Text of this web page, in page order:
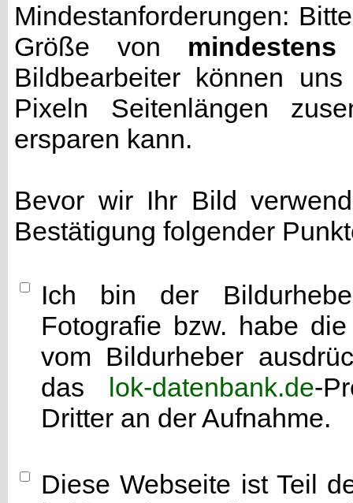
Mindestanforderungen:
Größe von
Bildbearbeiter können
Pixeln Seitenlängen
ersparen kann.
Bevor wir Ihr Bild
Bestätigung folgender
Ich bin der
Fotografie bzw. habe
vom Bildurheber
das lok-datenbank.de-
Dritter an der Aufnahme.
Diese Webseite ist Teil